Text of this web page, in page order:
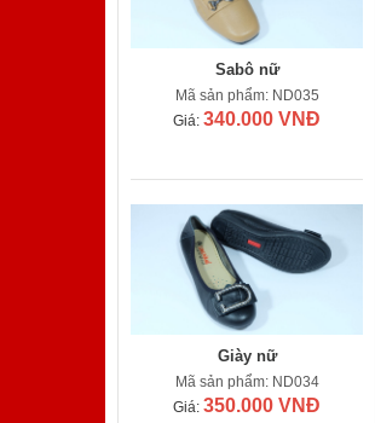
Sabô nữ
Mã sản phẩm: ND035
Giá: 340.000 VNĐ
Giày nữ
Mã sản phẩm: ND034
Giá: 350.000 VNĐ